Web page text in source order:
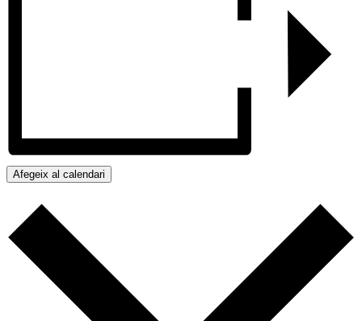
Afegeix al calendari